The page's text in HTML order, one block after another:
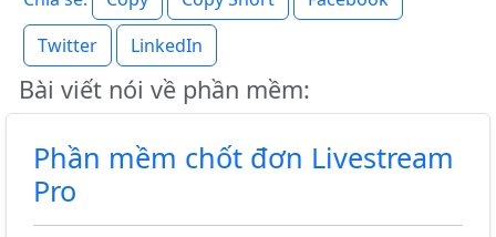
Twitter
LinkedIn
Bài viết nói về phần mềm:
Phần mềm chốt đơn Livestream
Pro